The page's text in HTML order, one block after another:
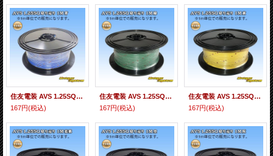
住友電装 AVS 1.25SQ 切り売り 1M 青
167円(税込)
住友電装 AVS 1.25SQ 切り売り 1M 緑
167円(税込)
住友電装 AVS 1.25SQ 切り売り 1M 黄
167円(税込)